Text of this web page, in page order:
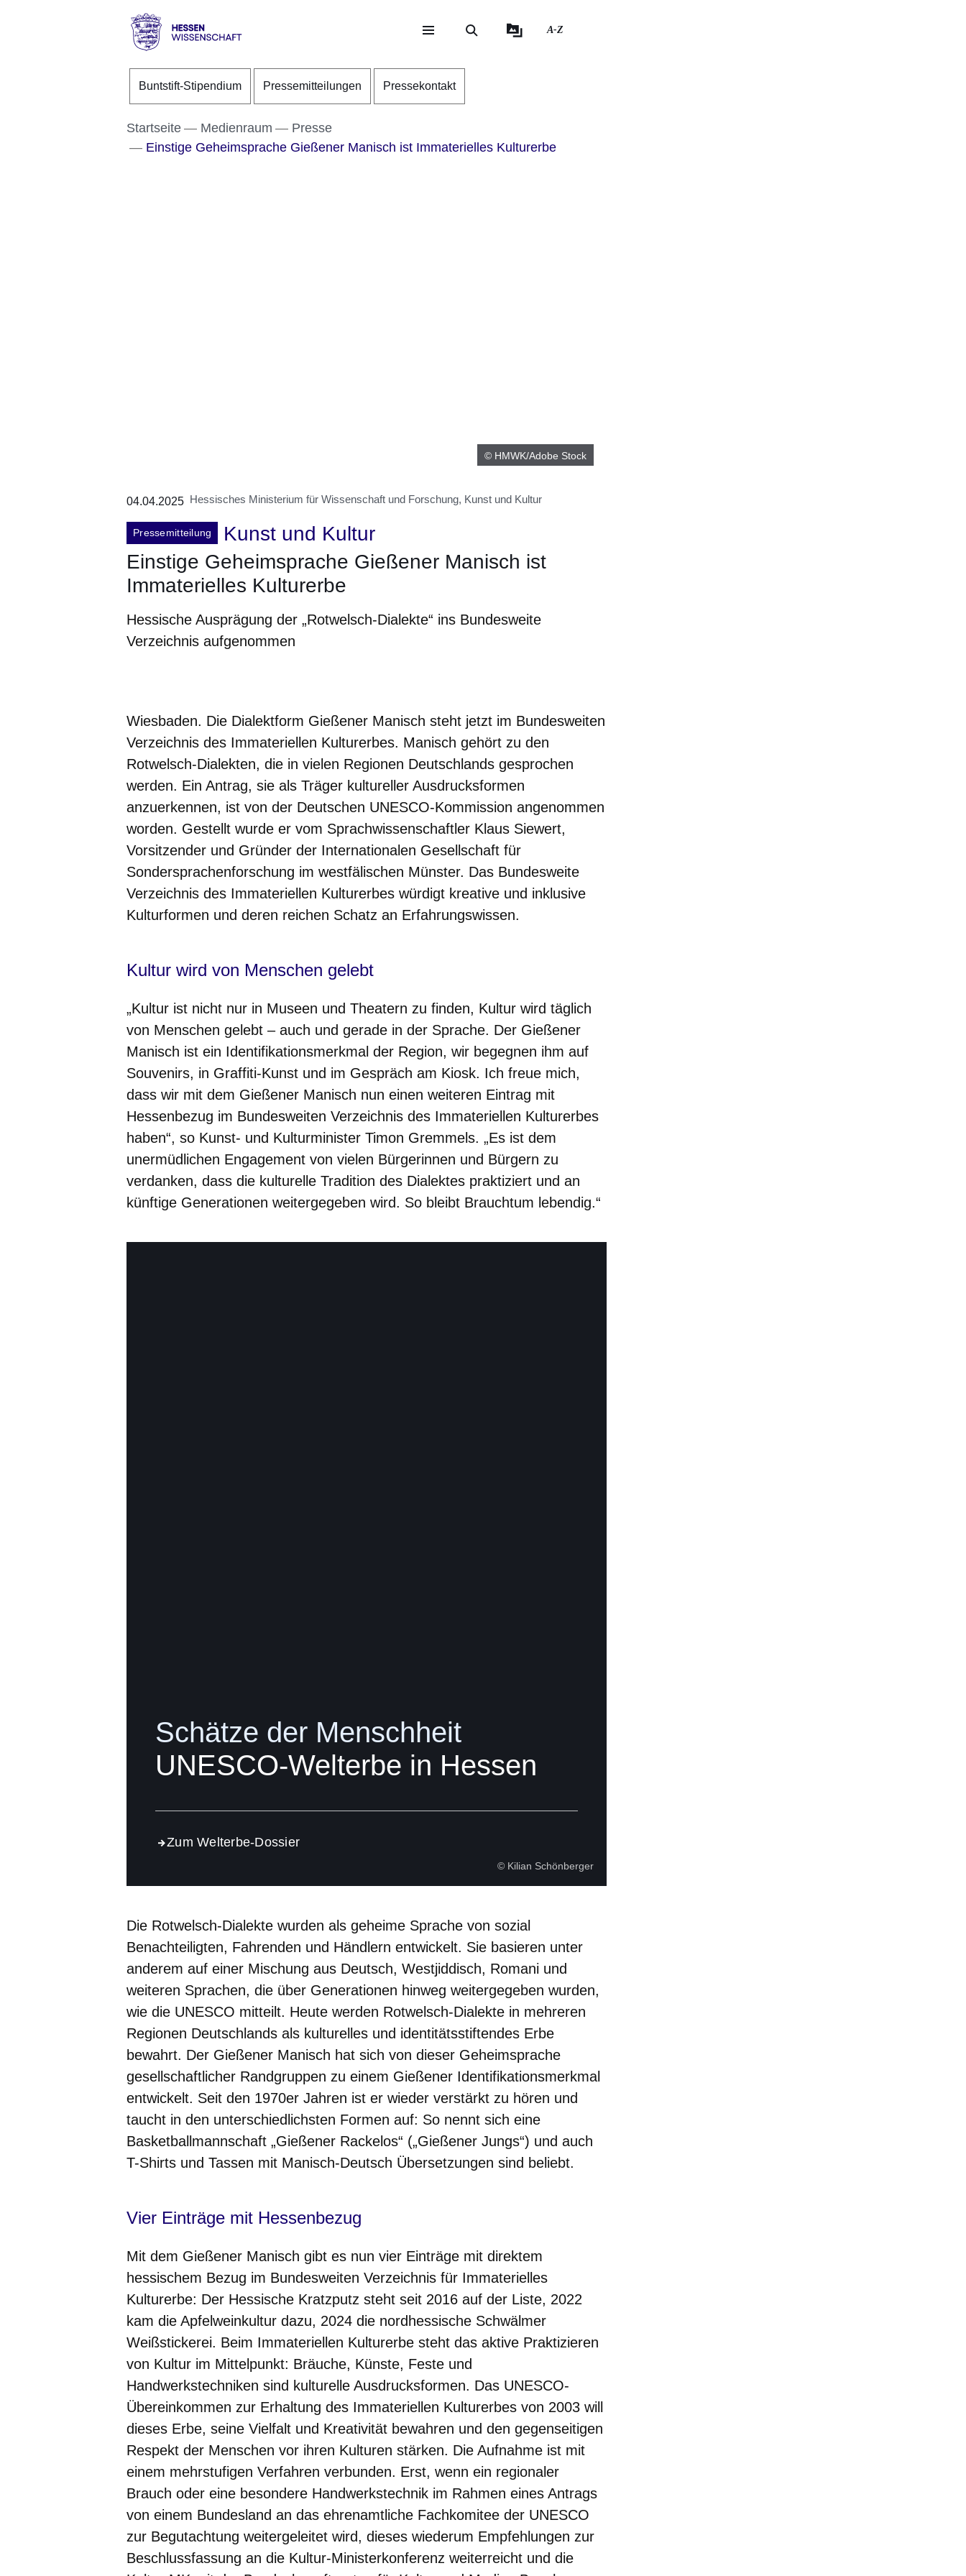
Direkt zum Kopf der Seite
Direkt zum Inhalt
Direkt zum Fuß der Seite
Wissenschaft
A-Z
Buntstift-Stipendium Pressemitteilungen Pressekontakt
Startseite Medienraum
Presse
Einstige Geheimsprache Gießener Manisch ist Immaterielles Kulturerbe
© HMWK/Adobe Stock
04.04.2025 Hessisches Ministerium für Wissenschaft und Forschung, Kunst und Kultur
Pressemitteilung
Kunst und Kultur
Einstige Geheimsprache Gießener Manisch ist
Immaterielles Kulturerbe
Hessische Ausprägung der „Rotwelsch-Dialekte“ ins Bundesweite
Verzeichnis aufgenommen
Wiesbaden. Die Dialektform Gießener Manisch steht jetzt im Bundesweiten
Verzeichnis des Immateriellen Kulturerbes. Manisch gehört zu den
Rotwelsch-Dialekten, die in vielen Regionen Deutschlands gesprochen
werden. Ein Antrag, sie als Träger kultureller Ausdrucksformen
anzuerkennen, ist von der Deutschen UNESCO-Kommission angenommen
worden. Gestellt wurde er vom Sprachwissenschaftler Klaus Siewert,
Vorsitzender und Gründer der Internationalen Gesellschaft für
Sondersprachenforschung im westfälischen Münster. Das Bundesweite
Verzeichnis des Immateriellen Kulturerbes würdigt kreative und inklusive
Kulturformen und deren reichen Schatz an Erfahrungswissen.
Kultur wird von Menschen gelebt
„Kultur ist nicht nur in Museen und Theatern zu finden, Kultur wird täglich
von Menschen gelebt – auch und gerade in der Sprache. Der Gießener
Manisch ist ein Identifikationsmerkmal der Region, wir begegnen ihm auf
Souvenirs, in Graffiti-Kunst und im Gespräch am Kiosk. Ich freue mich,
dass wir mit dem Gießener Manisch nun einen weiteren Eintrag mit
Hessenbezug im Bundesweiten Verzeichnis des Immateriellen Kulturerbes
haben“, so Kunst- und Kulturminister Timon Gremmels. „Es ist dem
unermüdlichen Engagement von vielen Bürgerinnen und Bürgern zu
verdanken, dass die kulturelle Tradition des Dialektes praktiziert und an
künftige Generationen weitergegeben wird. So bleibt Brauchtum lebendig.“
© Kilian Schönberger
Schätze der Menschheit
UNESCO-Welterbe in Hessen
Zum Welterbe-Dossier
Die Rotwelsch-Dialekte wurden als geheime Sprache von sozial
Benachteiligten, Fahrenden und Händlern entwickelt. Sie basieren unter
anderem auf einer Mischung aus Deutsch, Westjiddisch, Romani und
weiteren Sprachen, die über Generationen hinweg weitergegeben wurden,
wie die UNESCO mitteilt. Heute werden Rotwelsch-Dialekte in mehreren
Regionen Deutschlands als kulturelles und identitätsstiftendes Erbe
bewahrt. Der Gießener Manisch hat sich von dieser Geheimsprache
gesellschaftlicher Randgruppen zu einem Gießener Identifikationsmerkmal
entwickelt. Seit den 1970er Jahren ist er wieder verstärkt zu hören und
taucht in den unterschiedlichsten Formen auf: So nennt sich eine
Basketballmannschaft „Gießener Rackelos“ („Gießener Jungs“) und auch
T-Shirts und Tassen mit Manisch-Deutsch Übersetzungen sind beliebt.
Vier Einträge mit Hessenbezug
Mit dem Gießener Manisch gibt es nun vier Einträge mit direktem
hessischem Bezug im Bundesweiten Verzeichnis für Immaterielles
Kulturerbe: Der Hessische Kratzputz steht seit 2016 auf der Liste, 2022
kam die Apfelweinkultur dazu, 2024 die nordhessische Schwälmer
Weißstickerei. Beim Immateriellen Kulturerbe steht das aktive Praktizieren
von Kultur im Mittelpunkt: Bräuche, Künste, Feste und
Handwerkstechniken sind kulturelle Ausdrucksformen. Das UNESCO-
Übereinkommen zur Erhaltung des Immateriellen Kulturerbes von 2003 will
dieses Erbe, seine Vielfalt und Kreativität bewahren und den gegenseitigen
Respekt der Menschen vor ihren Kulturen stärken. Die Aufnahme ist mit
einem mehrstufigen Verfahren verbunden. Erst, wenn ein regionaler
Brauch oder eine besondere Handwerkstechnik im Rahmen eines Antrags
von einem Bundesland an das ehrenamtliche Fachkomitee der UNESCO
zur Begutachtung weitergeleitet wird, dieses wiederum Empfehlungen zur
Beschlussfassung an die Kultur-Ministerkonferenz weiterreicht und die